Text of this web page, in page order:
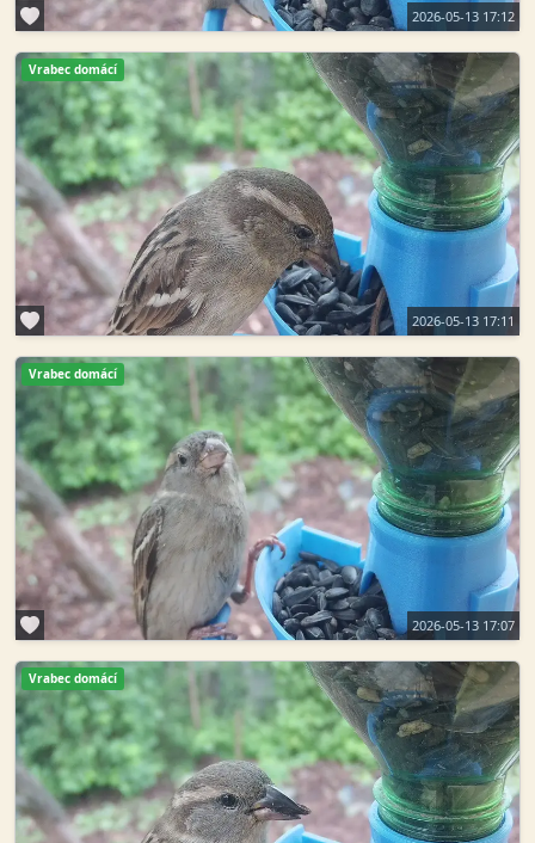
2026-05-13 17:12
Vrabec domácí
2026-05-13 17:11
Vrabec domácí
2026-05-13 17:07
Vrabec domácí